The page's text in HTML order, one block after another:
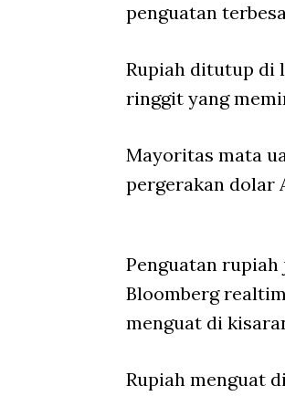
penguatan
Rupiah ditutup di
ringgit yang
Mayoritas mata
pergerakan dolar
Penguatan
Bloomberg
menguat di
Rupiah menguat